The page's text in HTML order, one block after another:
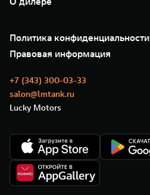
Зарядные станции
Новые цифровые сервисы TANK
Сервис
Нулевое ТО
Моторные масла
35 лет GWM
GWM ТЕХ ДЕНЬ
Новости
Политика конфиденциальности
Правовая информация
+7 (343) 300-03-33
salon@lmtank.ru
Lucky Motors